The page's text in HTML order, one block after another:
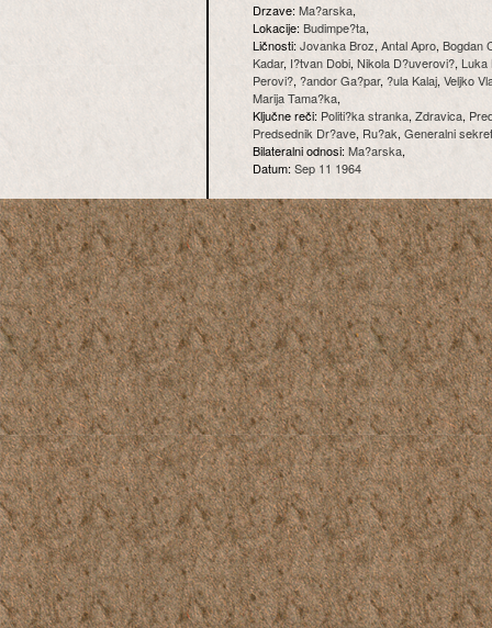
Drzave:Ma?arska,
Lokacije:Budimpe?ta,
Ličnosti:Jovanka Broz, Antal Apro, Bogdan
Kadar, I?tvan Dobi, Nikola D?uverovi?, Luka
Perovi?, ?andor Ga?par, ?ula Kalaj, Veljko
Marija Tama?ka,
Ključne reči: Politi?ka stranka, Zdravica,
Predsednik Dr?ave, Ru?ak, Generalni
Bilateralni odnosi:Ma?arska,
Datum:Sep 11 1964